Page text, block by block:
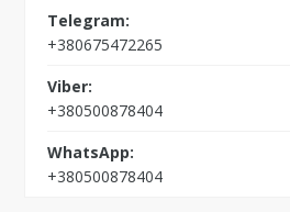
+380675472265
+380500878404
+380500878404